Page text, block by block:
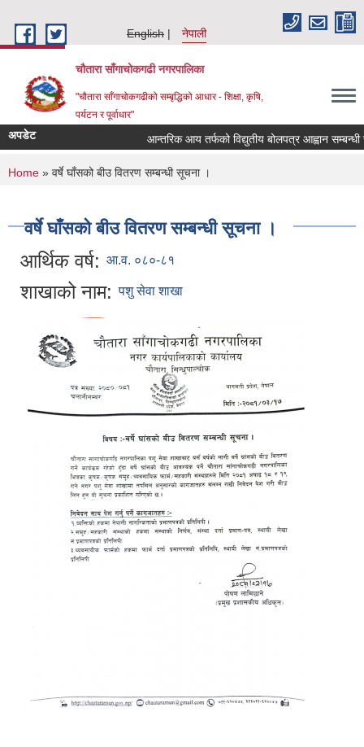
English
नेपाली
चौतारा साँगाचोकगढी नगरपालिका
"चौतारा साँगाचोकगढीको सम्बृद्धिको आधार - शिक्षा, कृषि,
पर्यटन र पूर्वाधार"
अपडेट आन्तरिक आय तर्फको विद्युतीय बोलपत्र आह्वान सम्बन्धी
You are here
Home » वर्षे घाँसको बीउ वितरण सम्बन्धी सूचना ।
वर्षे घाँसको बीउ वितरण सम्बन्धी सूचना ।
आर्थिक वर्ष: आ.व. ०८०-८१
शाखाको नाम: पशु सेवा शाखा